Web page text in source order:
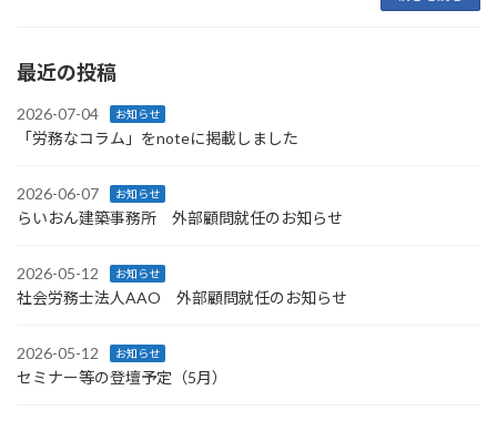
最近の投稿
2026-07-04 お知らせ
「労務なコラム」をnoteに掲載しました
2026-06-07 お知らせ
らいおん建築事務所 外部顧問就任のお知らせ
2026-05-12 お知らせ
社会労務士法人AAO 外部顧問就任のお知らせ
2026-05-12 お知らせ
セミナー等の登壇予定（5月）